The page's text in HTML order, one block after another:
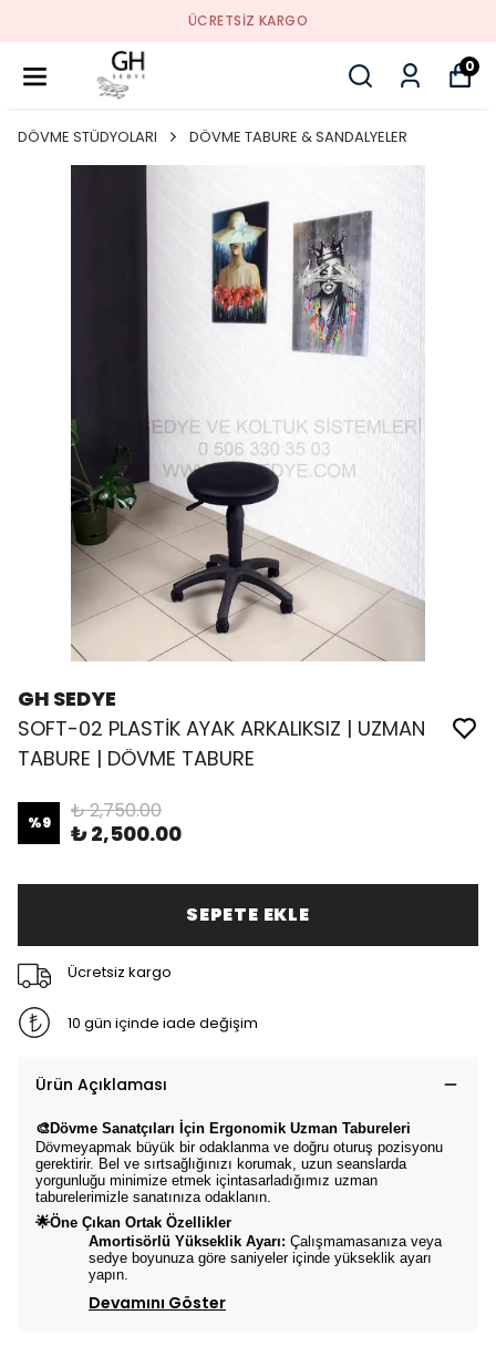
ÜCRETSIZ KARGO
0
DÖVME STÜDYOLARI DÖVME TABURE & SANDALYELER
GH SEDYE
SOFT-02 PLASTİK AYAK ARKALIKSIZ | UZMAN
TABURE | DÖVME TABURE
%9 ₺ 2,750.00
₺ 2,500.00
SEPETE EKLE
Ücretsiz kargo
10 gün içinde iade değişim
Ürün Açıklaması
🎨Dövme Sanatçıları İçin Ergonomik Uzman Tabureleri
Dövmeyapmak büyük bir odaklanma ve doğru oturuş pozisyonu
gerektirir. Bel ve sırtsağlığınızı korumak, uzun seanslarda
yorgunluğu minimize etmek içintasarladığımız uzman
taburelerimizle sanatınıza odaklanın.
🌟Öne Çıkan Ortak Özellikler
Amortisörlü Yükseklik Ayarı: Çalışmamasanıza veya
sedye boyunuza göre saniyeler içinde yükseklik ayarı
yapın.
Devamını Göster